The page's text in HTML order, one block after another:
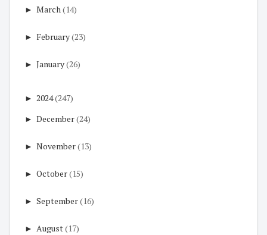
► March(14)
► February(23)
► January(26)
► 2024(247)
► December(24)
► November(13)
► October(15)
► September(16)
► August(17)